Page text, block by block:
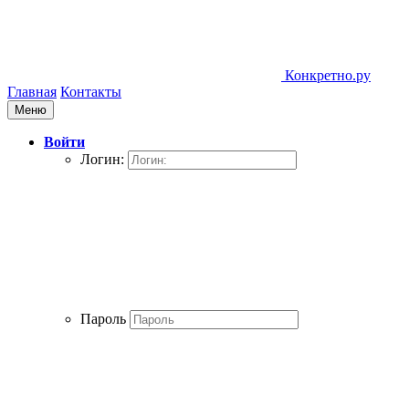
Конкретно.ру
Главная Контакты
Меню
Войти
Логин:
Пароль